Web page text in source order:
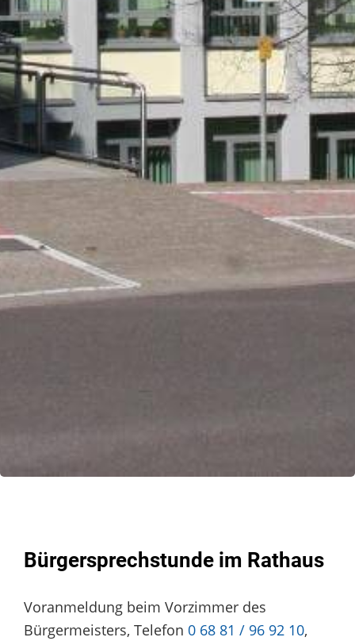
Bürgersprechstunde im Rathaus
Voranmeldung beim Vorzimmer des
Bürgermeisters, Telefon 0 68 81 / 96 92 10,